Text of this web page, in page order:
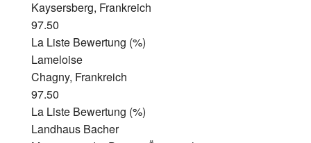
Kaysersberg, Frankreich
97.50
La Liste Bewertung (%)
Lameloise
Chagny, Frankreich
97.50
La Liste Bewertung (%)
Landhaus Bacher